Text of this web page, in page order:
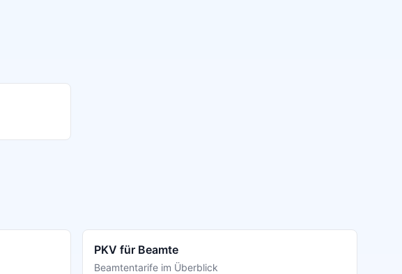
PKV für Beamte
Beamtentarife im Überblick